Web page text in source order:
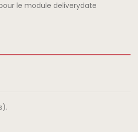
le module deliverydate